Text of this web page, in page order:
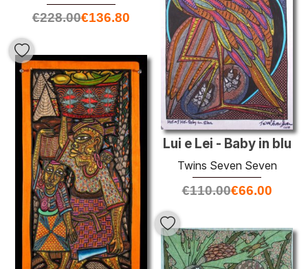
€228.00€136.80
Lui e Lei - Baby in blu
Twins Seven Seven
€110.00€66.00